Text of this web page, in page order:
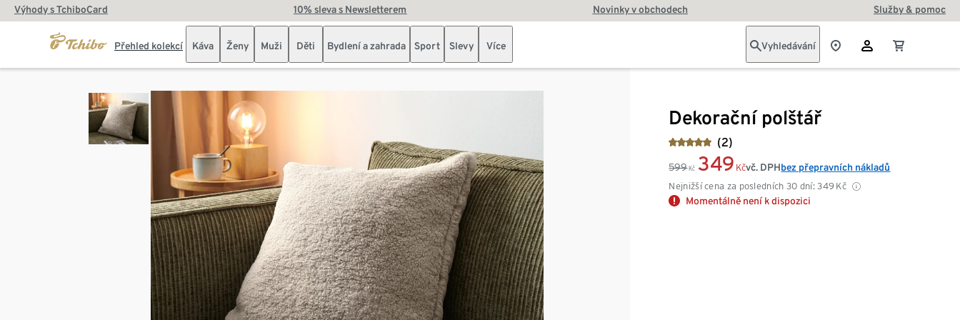
Výhody s TchiboCard 10% sleva s Newsletterem Novinky v obchodech Služby & pomoc
Přehled kolekcí Káva Ženy Muži Děti Bydlení a zahrada Sport Slevy Více Vyhledávání
Dekorační polštář
(2)
599 Kč 349 Kč
Nejnižší cena za posledních 30 dní: 349 Kč
vč. DPHbez přepravních nákladů
Momentálně není k dispozici